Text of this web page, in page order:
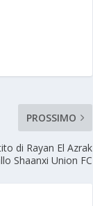
PROSSIMO
di Rayan El Azrak
Shaanxi Union FC